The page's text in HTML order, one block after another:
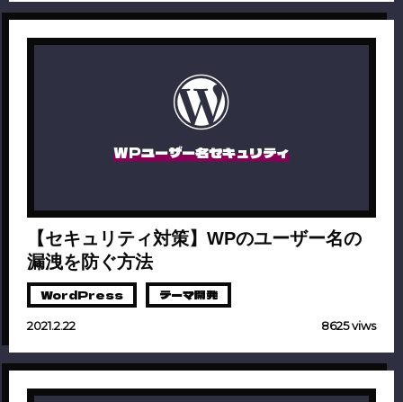
WPユーザー名セキュリティ
【セキュリティ対策】WPのユーザー名の
漏洩を防ぐ方法
WordPress テーマ開発
2021.2.22 8625 viws